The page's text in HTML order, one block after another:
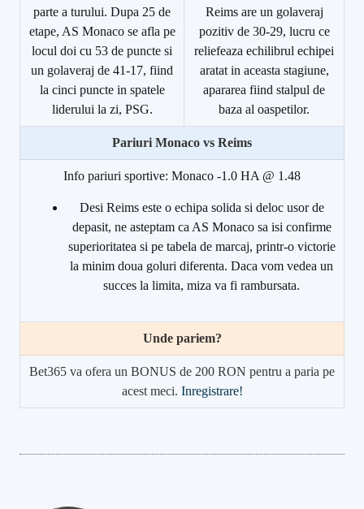
parte a turului. Dupa 25 de
etape, AS Monaco se afla pe
locul doi cu 53 de puncte si
un golaveraj de 41-17, fiind
la cinci puncte in spatele
liderului la zi, PSG.
Reims are un golaveraj
pozitiv de 30-29, lucru ce
reliefeaza echilibrul echipei
aratat in aceasta stagiune,
apararea fiind stalpul de
baza al oaspetilor.
Pariuri Monaco vs Reims
Info pariuri sportive: Monaco -1.0 HA @ 1.48
Desi Reims este o echipa solida si deloc usor de
depasit, ne asteptam ca AS Monaco sa isi confirme
superioritatea si pe tabela de marcaj, printr-o victorie
la minim doua goluri diferenta. Daca vom vedea un
succes la limita, miza va fi rambursata.
Unde pariem?
Bet365 va ofera un BONUS de 200 RON pentru a paria pe
acest meci. Inregistrare!